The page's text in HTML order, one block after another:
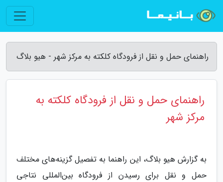
راهنمای حمل و نقل از فرودگاه کلکته به مرکز شهر - هیو بلاگ
راهنمای حمل و نقل از فرودگاه کلکته به
مرکز شهر
به گزارش هیو بلاگ، این راهنما به تفصیل گزینه‌های مختلف
حمل و نقل برای رسیدن از فرودگاه بین‌المللی نتاجی